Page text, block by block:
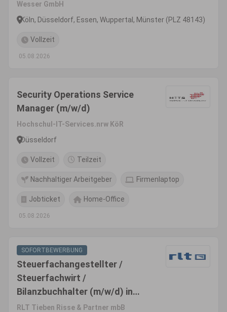
Wesser GmbH
Köln, Düsseldorf, Essen, Wuppertal, Münster (PLZ 48143)
Vollzeit
05.08.2026
Security Operations Service
Manager (m/w/d)
Hochschul-IT-Services.nrw KöR
Düsseldorf
Vollzeit Teilzeit
Nachhaltiger Arbeitgeber Firmenlaptop
Jobticket Home-Office
05.08.2026
SOFORTBEWERBUNG
Steuerfachangestellter /
Steuerfachwirt /
Bilanzbuchhalter (m/w/d) in
Vollzeit oder Teilzeit
RLT Tieben Risse & Partner mbB